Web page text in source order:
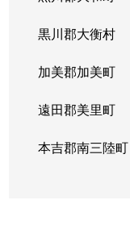
黒川郡大衡村
加美郡加美町
遠田郡美里町
本吉郡南三陸町